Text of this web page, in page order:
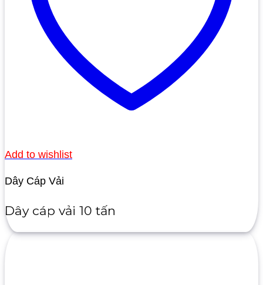
Add to wishlist
Dây Cáp Vải
Dây cáp vải 10 tấn